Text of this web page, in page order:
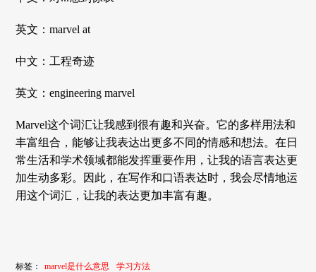
英文：marvel at
中文：工程奇迹
英文：engineering marvel
Marvel这个词汇让我感到很有趣和兴奋。它的多样用法和
丰富组合，能够让我表达出更多不同的情感和想法。在日
常生活和学术领域都能发挥重要作用，让我的语言表达更
加生动多彩。因此，在写作和口语表达时，我会尽情地运
用这个词汇，让我的表达更加丰富有趣。
标签： marvel是什么意思 学习方法